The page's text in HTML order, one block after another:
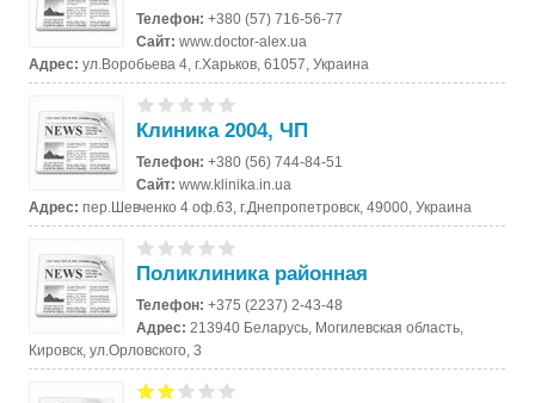
Телефон:+380 (57) 716-56-77
Сайт:www.doctor-alex.ua
Адрес:ул.Воробьева 4, г.Харьков, 61057, Украина
Клиника 2004, ЧП
Телефон:+380 (56) 744-84-51
Сайт:www.klinika.in.ua
Адрес:пер.Шевченко 4 оф.63, г.Днепропетровск, 49000, Украина
Поликлиника районная
Телефон:+375 (2237) 2-43-48
Адрес: 213940 Беларусь, Могилевская область,
Кировск, ул.Орловского, 3